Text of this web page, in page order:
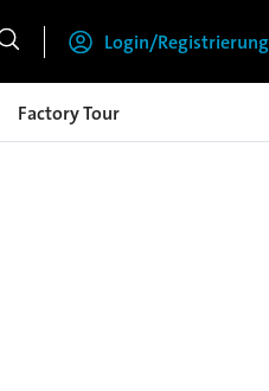
Login/Registrierung
Factory Tour